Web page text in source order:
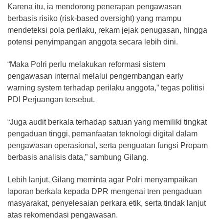
Karena itu, ia mendorong penerapan pengawasan
berbasis risiko (risk-based oversight) yang mampu
mendeteksi pola perilaku, rekam jejak penugasan, hingga
potensi penyimpangan anggota secara lebih dini.
“Maka Polri perlu melakukan reformasi sistem
pengawasan internal melalui pengembangan early
warning system terhadap perilaku anggota,” tegas politisi
PDI Perjuangan tersebut.
“Juga audit berkala terhadap satuan yang memiliki tingkat
pengaduan tinggi, pemanfaatan teknologi digital dalam
pengawasan operasional, serta penguatan fungsi Propam
berbasis analisis data,” sambung Gilang.
Lebih lanjut, Gilang meminta agar Polri menyampaikan
laporan berkala kepada DPR mengenai tren pengaduan
masyarakat, penyelesaian perkara etik, serta tindak lanjut
atas rekomendasi pengawasan.